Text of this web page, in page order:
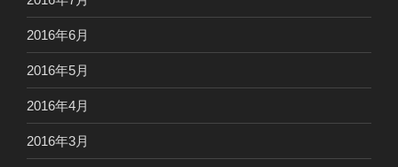
2016年6月
2016年5月
2016年4月
2016年3月